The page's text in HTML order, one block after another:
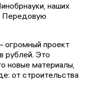
наших
Передовую
огромный проект
рублей. Это
новые материалы,
от строительства